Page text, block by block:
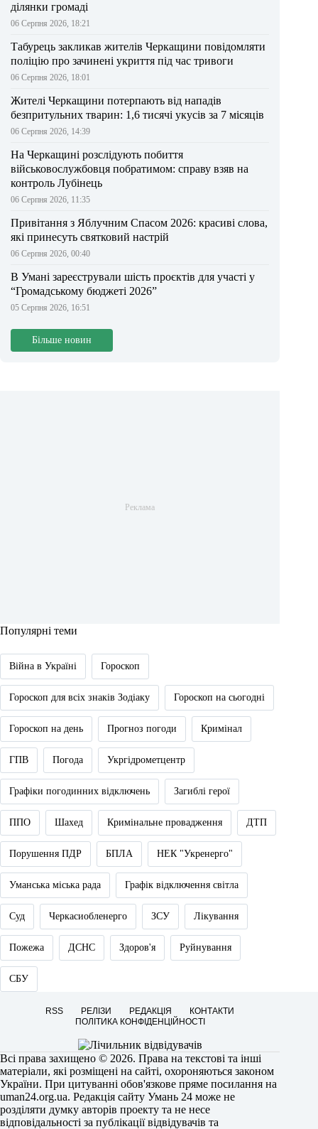
ділянки громаді
06 Серпня 2026, 18:21
Табурець закликав жителів Черкащини повідомляти
поліцію про зачинені укриття під час тривоги
06 Серпня 2026, 18:01
Жителі Черкащини потерпають від нападів
безпритульних тварин: 1,6 тисячі укусів за 7 місяців
06 Серпня 2026, 14:39
На Черкащині розслідують побиття
військовослужбовця побратимом: справу взяв на
контроль Лубінець
06 Серпня 2026, 11:35
Привітання з Яблучним Спасом 2026: красиві слова,
які принесуть святковий настрій
06 Серпня 2026, 00:40
В Умані зареєстрували шість проєктів для участі у
“Громадському бюджеті 2026”
05 Серпня 2026, 16:51
Більше новин
Популярні теми
Війна в Україні Гороскоп
Гороскоп для всіх знаків Зодіаку Гороскоп на сьогодні
Гороскоп на день Прогноз погоди Кримінал
ГПВ Погода Укргідрометцентр
Графіки погодинних відключень Загиблі герої
ППО Шахед Кримінальне провадження ДТП
Порушення ПДР БПЛА НЕК "Укренерго"
Уманська міська рада Графік відключення світла
Суд Черкасиобленерго ЗСУ Лікування
Пожежа ДСНС Здоров'я Руйнування
СБУ
RSS РЕЛІЗИ РЕДАКЦІЯ
КОНТАКТИ
ПОЛІТИКА КОНФІДЕНЦІЙНОСТІ
Всі права захищено © 2026. Права на текстові та інші
матеріали, які розміщені на сайті, охороняються законом
України. При цитуванні обов'язкове пряме посилання на
uman24.org.ua. Редакція сайту Умань 24 може не
розділяти думку авторів проекту та не несе
відповідальності за публікації відвідувачів та